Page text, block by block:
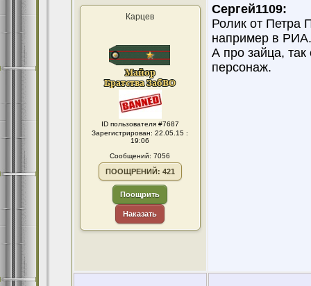
Карцев
ID пользователя #7687
Зарегистрирован: 22.05.15 :
19:06
Сообщений: 7056
ПООЩРЕНИЙ: 421
Поощрить
Наказать
Сергей1109:
Ролик от Петра
например в РИА.
А про зайца,
персонаж.